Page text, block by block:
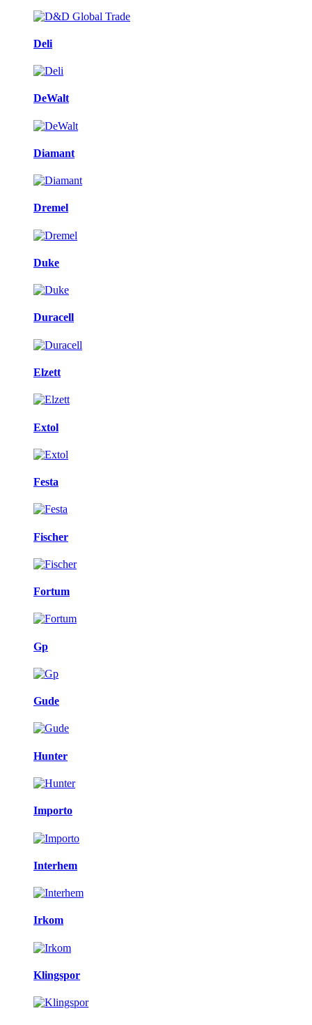
Deli
DeWalt
Diamant
Dremel
Duke
Duracell
Elzett
Extol
Festa
Fischer
Fortum
Gp
Gude
Hunter
Importo
Interhem
Irkom
Klingspor